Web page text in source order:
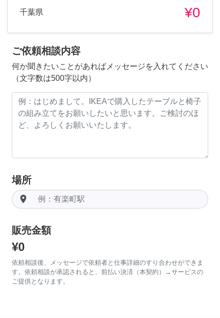
千葉県 ¥0
ご依頼相談内容
何か聞きたいことがあればメッセージを入れてください
（文字数は500字以内）
場所
room
販売金額
¥0
依頼相談後、メッセージで依頼者と仕事詳細のすり合わせができま
す。依頼相談が承認されると、前払い決済（本契約）→サービスの
ご提供となります。